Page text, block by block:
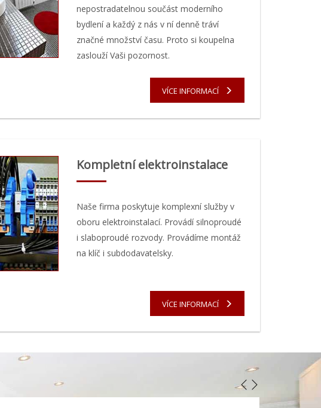
nepostradatelnou součást moderního
bydlení a každý z nás v ní denně tráví
značné množství času. Proto si koupelna
zaslouží Vaši pozornost.
VÍCE INFORMACÍ
Kompletní elektroinstalace
Naše firma poskytuje komplexní služby v
oboru elektroinstalací. Provádí silnoproudé
i slaboproudé rozvody. Provádíme montáž
na klíč i subdodavatelsky.
VÍCE INFORMACÍ